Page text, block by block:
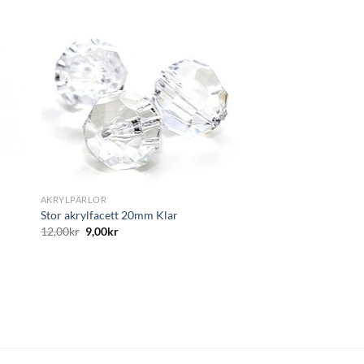
Lägg
till i
önskelistan
AKRYLPÄRLOR
Stor akrylfacett 20mm Klar
12,00kr 9,00kr